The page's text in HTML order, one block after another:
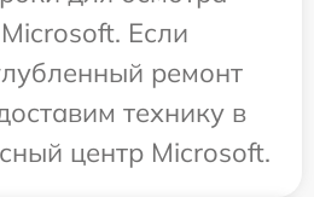
Если
ремонт
технику в
центр Microsoft.